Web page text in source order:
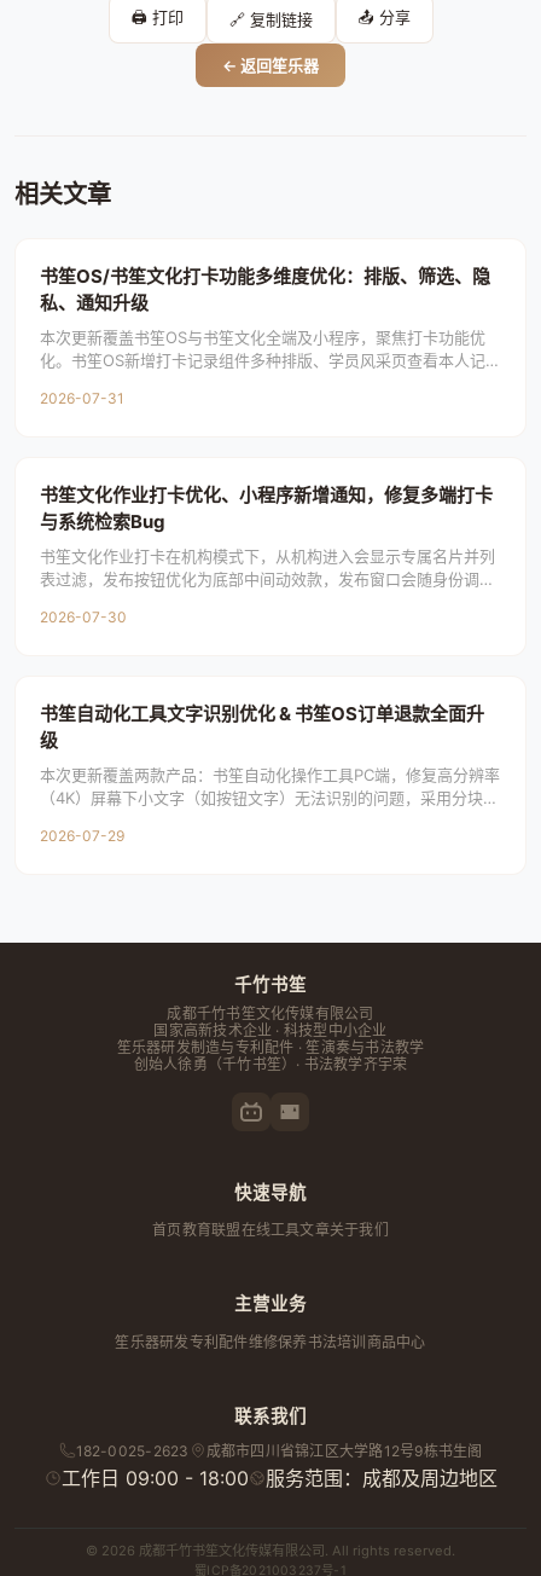
🖨️ 打印 🔗 复制链接 📤 分享
← 返回笙乐器
相关文章
书笙OS/书笙文化打卡功能多维度优化：排版、筛选、隐
私、通知升级
本次更新覆盖书笙OS与书笙文化全端及小程序，聚焦打卡功能优
化。书笙OS新增打卡记录组件多种排版、学员风采页查看本人记
2026-07-31
书笙文化作业打卡优化、小程序新增通知，修复多端打卡
与系统检索Bug
书笙文化作业打卡在机构模式下，从机构进入会显示专属名片并列
表过滤，发布按钮优化为底部中间动效款，发布窗口会随身份调整
2026-07-30
书笙自动化工具文字识别优化 & 书笙OS订单退款全面升
级
本次更新覆盖两款产品：书笙自动化操作工具PC端，修复高分辨率
（4K）屏幕下小文字（如按钮文字）无法识别的问题，采用分块放
2026-07-29
千竹书笙
成都千竹书笙文化传媒有限公司
国家高新技术企业 · 科技型中小企业
笙乐器研发制造与专利配件 · 笙演奏与书法教学
创始人徐勇 （千竹书笙）· 书法教学齐宇荣
快速导航
首页教育联盟在线工具文章关于我们
主营业务
笙乐器研发专利配件维修保养 书法培训 商品中心
联系我们
182-0025-2623 成都市四川省锦江区大学路12号9栋书生阁
工作日 09:00 - 18:00 服务范围：成都及周边地区
© 2026 成都千竹书笙文化传媒有限公司. All rights reserved.
蜀ICP备2021003237号-1